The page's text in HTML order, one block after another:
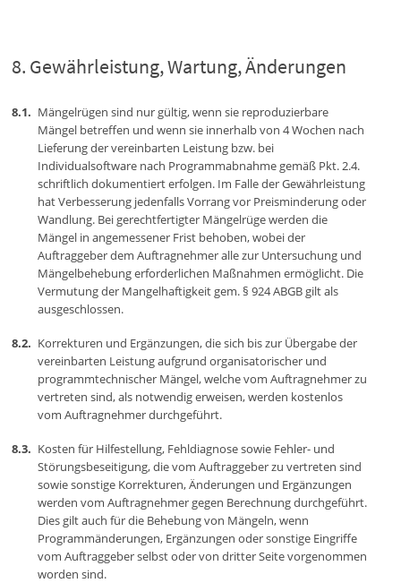
Gewährleistung, Wartung, Änderungen
Mängelrügen sind nur gültig, wenn sie reproduzierbare
Mängel betreffen und wenn sie innerhalb von 4 Wochen nach
Lieferung der vereinbarten Leistung bzw. bei
Individualsoftware nach Programmabnahme gemäß Pkt. 2.4.
schriftlich dokumentiert erfolgen. Im Falle der Gewährleistung
hat Verbesserung jedenfalls Vorrang vor Preisminderung oder
Wandlung. Bei gerechtfertigter Mängelrüge werden die
Mängel in angemessener Frist behoben, wobei der
Auftraggeber dem Auftragnehmer alle zur Untersuchung und
Mängelbehebung erforderlichen Maßnahmen ermöglicht. Die
Vermutung der Mangelhaftigkeit gem. § 924 ABGB gilt als
ausgeschlossen.
Korrekturen und Ergänzungen, die sich bis zur Übergabe der
vereinbarten Leistung aufgrund organisatorischer und
programmtechnischer Mängel, welche vom Auftragnehmer zu
vertreten sind, als notwendig erweisen, werden kostenlos
vom Auftragnehmer durchgeführt.
Kosten für Hilfestellung, Fehldiagnose sowie Fehler- und
Störungsbeseitigung, die vom Auftraggeber zu vertreten sind
sowie sonstige Korrekturen, Änderungen und Ergänzungen
werden vom Auftragnehmer gegen Berechnung durchgeführt.
Dies gilt auch für die Behebung von Mängeln, wenn
Programmänderungen, Ergänzungen oder sonstige Eingriffe
vom Auftraggeber selbst oder von dritter Seite vorgenommen
worden sind.